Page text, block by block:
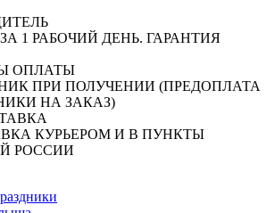
1 РАБОЧИЙ ДЕНЬ. ГАРАНТИЯ
ПРИ ПОЛУЧЕНИИ (ПРЕДОПЛАТА
НА ЗАКАЗ)
КУРЬЕРОМ И В ПУНКТЫ
РОССИИ